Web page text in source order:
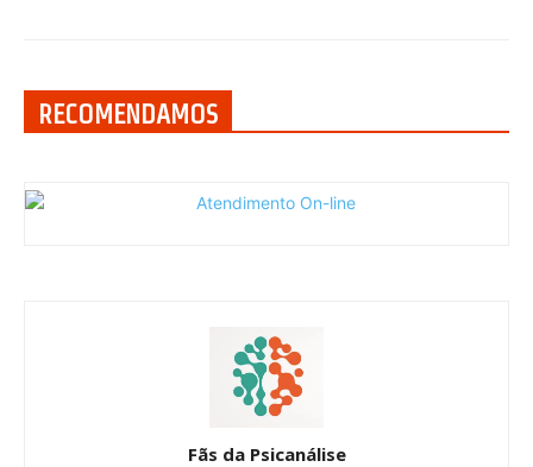
RECOMENDAMOS
Fãs da Psicanálise